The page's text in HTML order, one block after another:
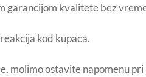
kvalitete bez
kod kupaca.
molimo ostavite napomenu